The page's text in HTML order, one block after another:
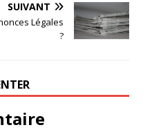
SUIVANT
Légales
?